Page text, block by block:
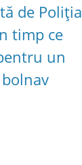
de Poliția
timp ce
un